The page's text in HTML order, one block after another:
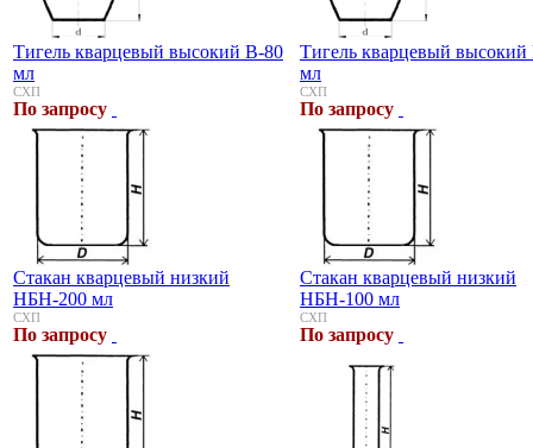
Тигель кварцевый высокий В-80
мл
СХП
По запросу
Тигель кварцевый высокий
мл
СХП
По запросу
Стакан кварцевый низкий
НБН-200 мл
СХП
По запросу
Стакан кварцевый низкий
НБН-100 мл
СХП
По запросу